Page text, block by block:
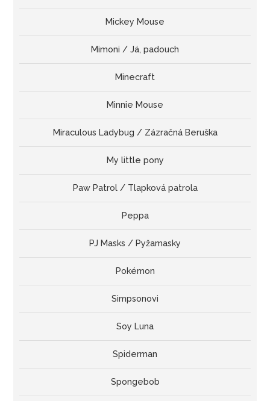
Mickey Mouse
Mimoni / Já, padouch
Minecraft
Minnie Mouse
Miraculous Ladybug / Zázračná Beruška
My little pony
Paw Patrol / Tlapková patrola
Peppa
PJ Masks / Pyžamasky
Pokémon
Simpsonovi
Soy Luna
Spiderman
Spongebob